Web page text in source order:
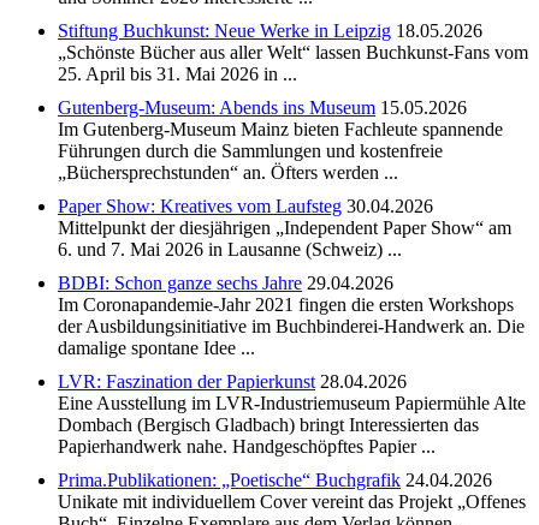
Stiftung Buchkunst: Neue Werke in Leipzig 18.05.2026
„Schönste Bücher aus aller Welt“ lassen Buchkunst-Fans vom
25. April bis 31. Mai 2026 in ...
Gutenberg-Museum: Abends ins Museum 15.05.2026
Im Gutenberg-Museum Mainz bieten Fachleute spannende
Führungen durch die Sammlungen und kostenfreie
„Büchersprechstunden“ an. Öfters werden ...
Paper Show: Kreatives vom Laufsteg 30.04.2026
Mittelpunkt der diesjährigen „Independent Paper Show“ am
6. und 7. Mai 2026 in Lausanne (Schweiz) ...
BDBI: Schon ganze sechs Jahre 29.04.2026
Im Coronapandemie-Jahr 2021 fingen die ersten Workshops
der Ausbildungsinitiative im Buchbinderei-Handwerk an. Die
damalige spontane Idee ...
LVR: Faszination der Papierkunst 28.04.2026
Eine Ausstellung im LVR-Industriemuseum Papiermühle Alte
Dombach (Bergisch Gladbach) bringt Interessierten das
Papierhandwerk nahe. Handgeschöpftes Papier ...
Prima.Publikationen: „Poetische“ Buchgrafik 24.04.2026
Unikate mit individuellem Cover vereint das Projekt „Offenes